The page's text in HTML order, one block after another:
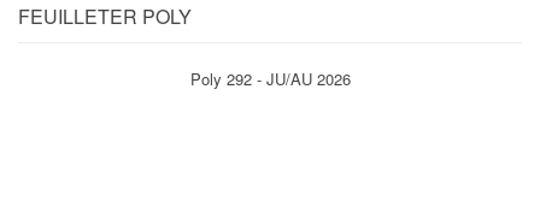
FEUILLETER POLY
Poly 292 - JU/AU 2026